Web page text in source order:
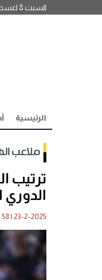
السبت 8 اغسطس 2026
الرئيسية
ملاعب
ترتيب
الدوري
23-2-2025
|